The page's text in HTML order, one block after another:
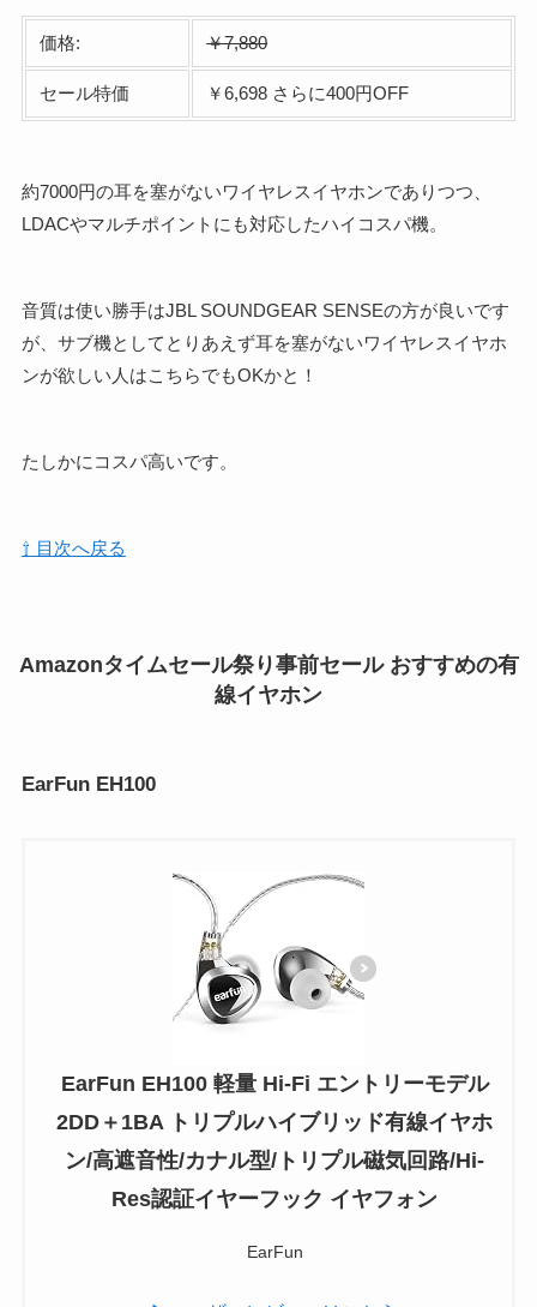
価格: ￥7,880
セール特価 ￥6,698 さらに400円OFF
約7000円の耳を塞がないワイヤレスイヤホンでありつつ、
LDACやマルチポイントにも対応したハイコスパ機。
音質は使い勝手はJBL SOUNDGEAR SENSEの方が良いです
が、サブ機としてとりあえず耳を塞がないワイヤレスイヤホ
ンが欲しい人はこちらでもOKかと！
たしかにコスパ高いです。
⇧ 目次へ戻る
Amazonタイムセール祭り事前セール おすすめの有
線イヤホン
EarFun EH100
EarFun EH100 軽量 Hi-Fi エントリーモデル
2DD＋1BA トリプルハイブリッド有線イヤホ
ン/高遮音性/カナル型/トリプル磁気回路/Hi-
Res認証イヤーフック イヤフォン
EarFun